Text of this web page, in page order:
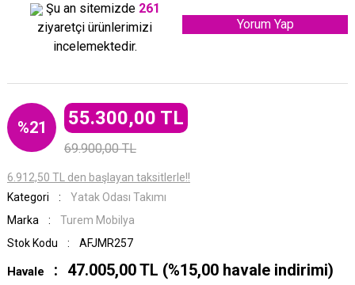
Şu an sitemizde 261
ziyaretçi ürünlerimizi
incelemektedir.
Yorum Yap
%21 55.300,00 TL
69.900,00 TL
6.912,50 TL den başlayan taksitlerle!!
Kategori
Yatak Odası Takımı
Marka
Turem Mobilya
Stok Kodu
AFJMR257
Havale 47.005,00 TL (%15,00 havale indirimi)